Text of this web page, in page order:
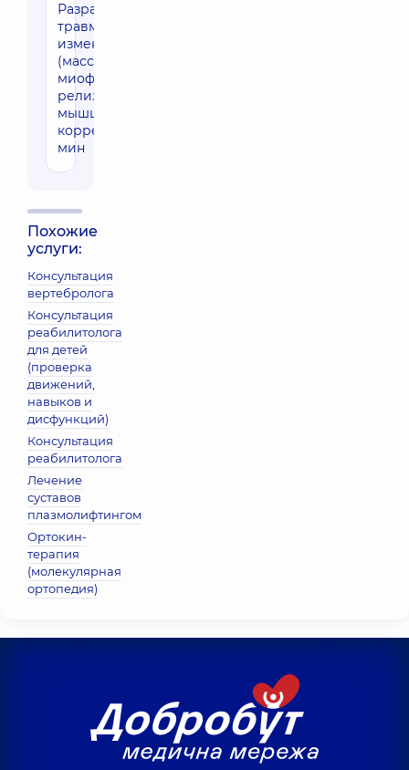
Разработка
травматических
изменений
(массаж, ЛФК,
миофасциальный
релиз, ПИР
мышц, суставная
коррекция)60
мин
Похожие
услуги:
Консультация
вертебролога
Консультация
реабилитолога
для детей
(проверка
движений,
навыков и
дисфункций)
Консультация
реабилитолога
Лечение
суставов
плазмолифтингом
Ортокин-
терапия
(молекулярная
ортопедия)